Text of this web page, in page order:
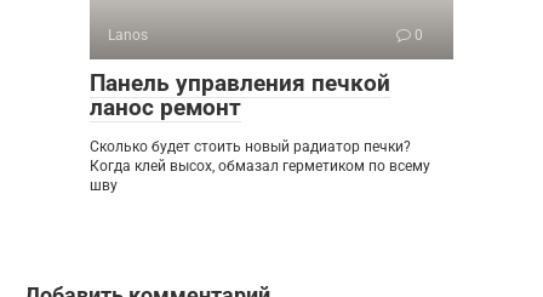
Lanos 0
Панель управления печкой
ланос ремонт
Сколько будет стоить новый радиатор печки?
Когда клей высох, обмазал герметиком по всему
шву